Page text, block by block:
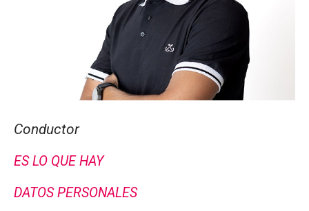
Conductor
ES LO QUE HAY
DATOS PERSONALES